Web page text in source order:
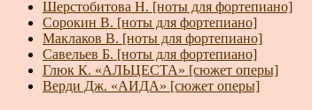
Шерстобитова Н. [ноты для фортепиано]
Сорокин В. [ноты для фортепиано]
Маклаков В. [ноты для фортепиано]
Савельев Б. [ноты для фортепиано]
Глюк К. «АЛЬЦЕСТА» [сюжет оперы]
Верди Дж. «АИДА» [сюжет оперы]